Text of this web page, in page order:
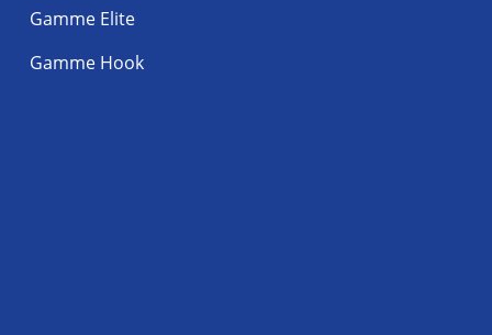
Gamme Elite
Gamme Hook